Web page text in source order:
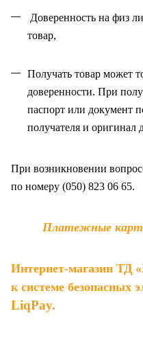
Доверенность на физ
товар,
Получать товар может
доверенности. При
паспорт или документ
получателя и оригинал
При возникновении
по номеру (050) 823 06 65.
Платежные
Интернет-магазин ТД
к системе безопасных
LiqPay.